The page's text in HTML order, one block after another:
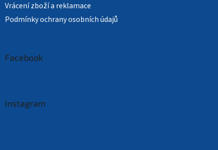
Vrácení zboží a reklamace
Podmínky ochrany osobních údajů
Facebook
Instagram